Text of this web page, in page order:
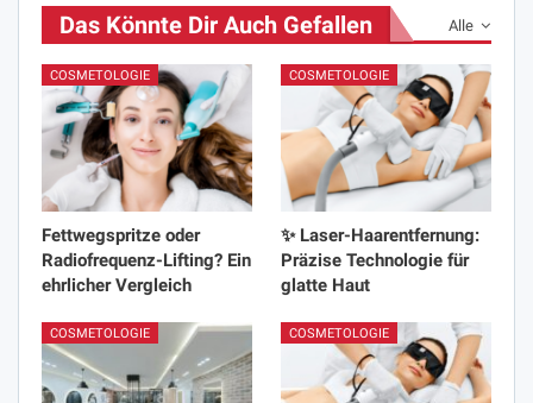
Alle
Das Könnte Dir Auch Gefallen
COSMETOLOGIE
Fettwegspritze oder
Radiofrequenz-Lifting? Ein
ehrlicher Vergleich
COSMETOLOGIE
✨ Laser-Haarentfernung:
Präzise Technologie für
glatte Haut
COSMETOLOGIE COSMETOLOGIE